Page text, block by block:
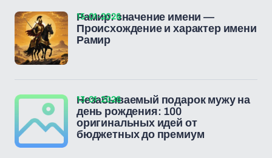
Рамир: значение имени —
Происхождение и характер имени
Рамир
15-01-2026
Незабываемый подарок мужу на
день рождения: 100
оригинальных идей от
бюджетных до премиум
13-01-2026